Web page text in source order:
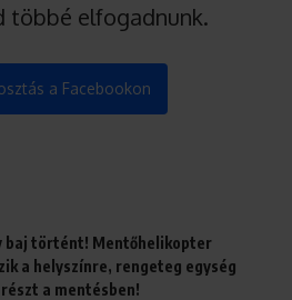
többé elfogadnunk.
a Facebookon
baj történt! Mentőhelikopter
a helyszínre, rengeteg egység
a mentésben!